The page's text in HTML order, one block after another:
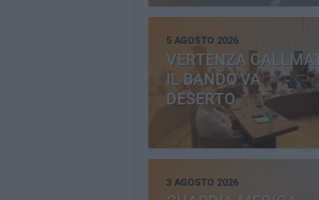
5 AGOSTO 2026
VERTENZA
IL BANDO VA
DESERTO
3 AGOSTO 2026